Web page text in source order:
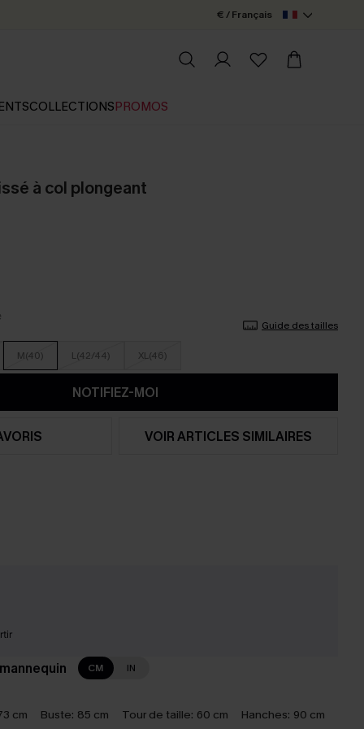
€ / Français
COLLECTIONSPROMOS
à col plongeant
Guide des tailles
M(40) L(42/44) XL(46)
NOTIFIEZ-MOI
VOIR ARTICLES SIMILAIRES
CM IN
cm Buste: 85 cm Tour de taille: 60 cm Hanches: 90 cm